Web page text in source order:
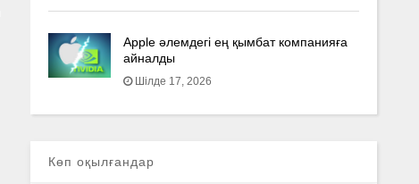
Apple әлемдегі ең қымбат компанияға
айналды
Шілде 17, 2026
Көп оқылғандар